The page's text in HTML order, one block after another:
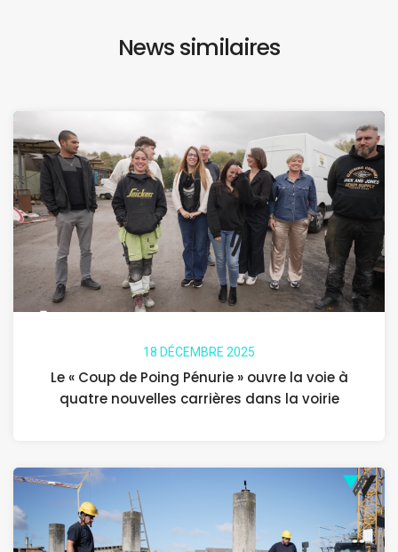
News similaires
18 DÉCEMBRE 2025
Le « Coup de Poing Pénurie » ouvre la voie à
quatre nouvelles carrières dans la voirie